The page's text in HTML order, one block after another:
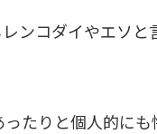
ンコダイやエソ
たりと個人的に